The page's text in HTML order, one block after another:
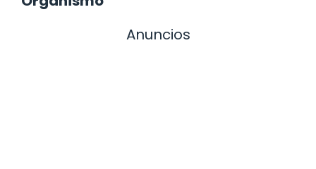
Anuncios